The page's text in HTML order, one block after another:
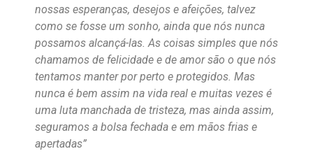
nossas esperanças, desejos e afeições, talvez
como se fosse um sonho, ainda que nós nunca
possamos alcançá-las. As coisas simples que nós
chamamos de felicidade e de amor são o que nós
tentamos manter por perto e protegidos. Mas
nunca é bem assim na vida real e muitas vezes é
uma luta manchada de tristeza, mas ainda assim,
seguramos a bolsa fechada e em mãos frias e
apertadas”